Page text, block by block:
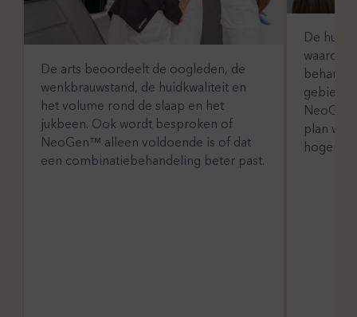
De arts beoordeelt de oogleden, de
wenkbrauwstand, de huidkwaliteit en
het volume rond de slaap en het
jukbeen. Ook wordt besproken of
NeoGen™ alleen voldoende is of dat
een combinatiebehandeling beter past.
De huid
gebied
plan
hogere